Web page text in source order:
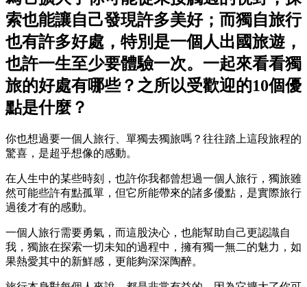
索也能讓自己發現許多美好；而獨自旅行
也有許多好處，特別是一個人出國旅遊，
也許一生至少要體驗一次。一起來看看獨
旅的好處有哪些？之所以受歡迎的10個優
點是什麼？
你也想過要一個人旅行、單獨去獨旅嗎？往往踏上這段旅程的
驚喜，是超乎想像的感動。
在人生中的某些時刻，也許你我都曾想過一個人旅行，獨旅雖
然可能些許有點孤單，但它所能帶來的諸多優點，是實際旅行
過後才有的感動。
一個人旅行需要勇氣，而這股決心，也能幫助自己更認識自
我，獨旅在探索一切未知的過程中，擁有獨一無二的魅力，如
果熱愛其中的新鮮感，更能夠深深陶醉。